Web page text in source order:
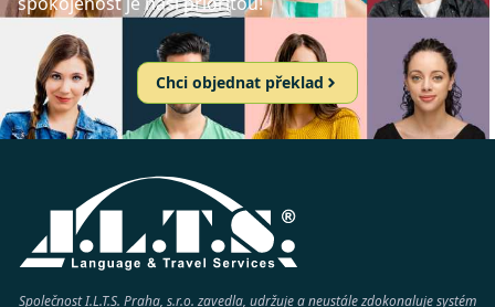
Chci objednat překlad
Společnost I.L.T.S. Praha, s.r.o. zavedla, udržuje a neustále zdokonaluje systém